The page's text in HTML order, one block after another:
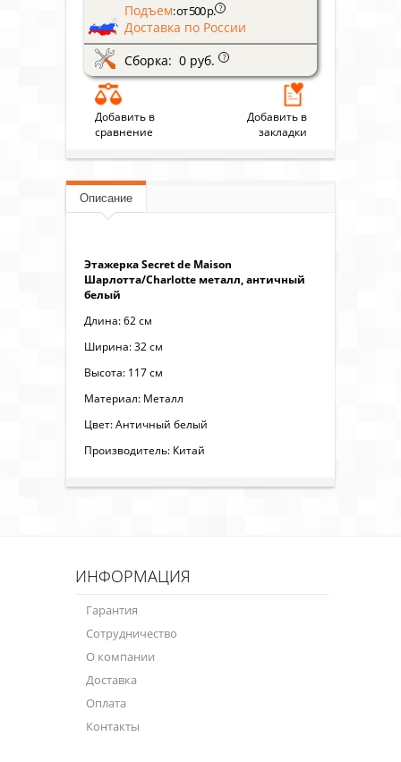
Подъем: от 500 р. ?
Доставка по России
Сборка: 0 руб.
?
Добавить в
сравнение
Добавить в
закладки
Описание
Этажерка Secret de Maison
Шарлотта/Charlotte металл, античный
белый
Длина: 62 см
Ширина: 32 см
Высота: 117 см
Материал: Металл
Цвет: Античный белый
Производитель: Китай
ИНФОРМАЦИЯ
Гарантия
Сотрудничество
О компании
Доставка
Оплата
Контакты